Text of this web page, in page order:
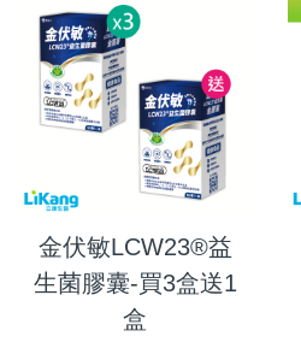
金伏敏LCW23®益
生菌膠囊-買3盒送1
盒